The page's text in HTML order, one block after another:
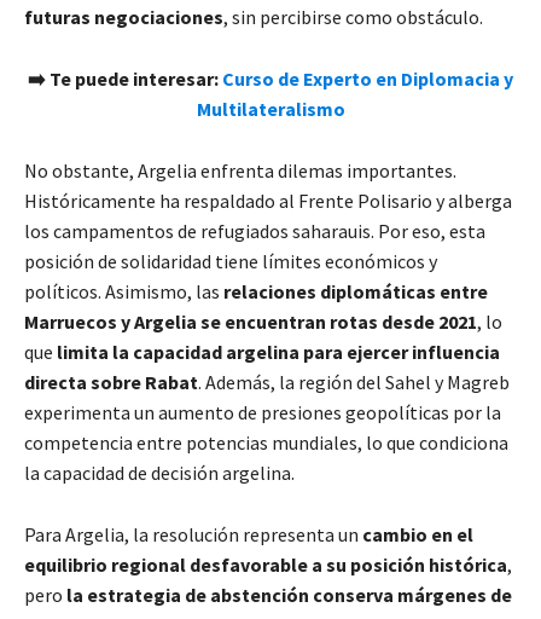
futuras negociaciones, sin percibirse como obstáculo.
​➡️ Te puede interesar: Curso de Experto en Diplomacia y
Multilateralismo
No obstante, Argelia enfrenta dilemas importantes.
Históricamente ha respaldado al Frente Polisario y alberga
los campamentos de refugiados saharauis. Por eso, esta
posición de solidaridad tiene límites económicos y
políticos. Asimismo, las relaciones diplomáticas entre
Marruecos y Argelia se encuentran rotas desde 2021, lo
que limita la capacidad argelina para ejercer influencia
directa sobre Rabat. Además, la región del Sahel y Magreb
experimenta un aumento de presiones geopolíticas por la
competencia entre potencias mundiales, lo que condiciona
la capacidad de decisión argelina.
Para Argelia, la resolución representa un cambio en el
equilibrio regional desfavorable a su posición histórica,
pero la estrategia de abstención conserva márgenes de